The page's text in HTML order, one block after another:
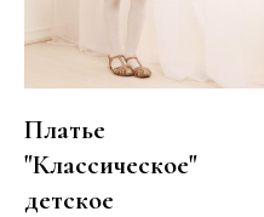
Платье
"Классическое"
детское